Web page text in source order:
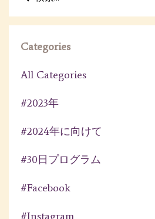
Categories
All Categories
#2023年
#2024年に向けて
#30日プログラム
#facebook
#instagram